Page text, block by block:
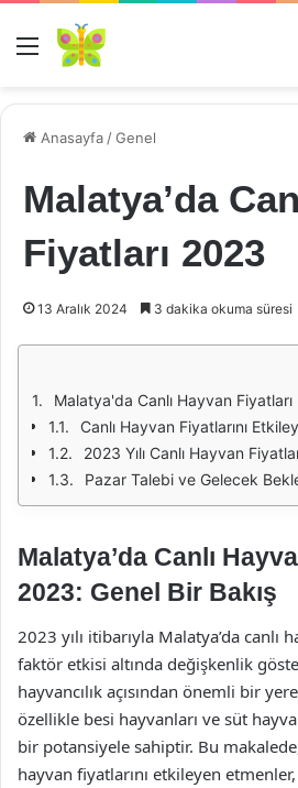
Menü
Anasayfa /Genel
Malatya’da
Fiyatları 2023
13 Aralık 2024 3 dakika okuma süresi
Malatya'da Canlı Hayvan
Canlı Hayvan Fiyatlarını
2023 Yılı Canlı Hayvan
Pazar Talebi ve Gelecek
Malatya’da Canlı
2023: Genel Bir Bakış
2023 yılı itibarıyla Malatya’da canlı
faktör etkisi altında değişkenlik
hayvancılık açısından önemli bir
özellikle besi hayvanları ve süt
bir potansiyele sahiptir. Bu
hayvan fiyatlarını etkileyen